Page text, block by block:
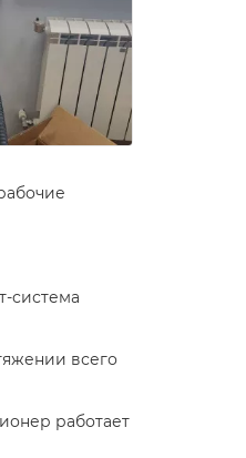
система
всего
работает